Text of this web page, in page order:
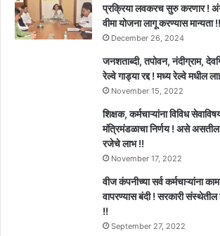
प्रक्रिया लवकरच सुरु करणार !
वीमा योजना लागू करण्यास मान्यता !!
December 26, 2024
जनशताब्दी, तपोवन, नंदीग्राम,
रेल्वे गाड्या रद्द ! मध्य रेल्वे मधील
November 15, 2022
शिक्षक, कर्मचाऱ्यांना विविध
मंत्रिमंडळाचा निर्णय ! असे
रजेचे लाभ !!
November 17, 2022
वीज कंपनीच्या सर्व कर्मचाऱ्यांना
वापरण्यास बंदी ! सरकारी
!!
September 27, 2022